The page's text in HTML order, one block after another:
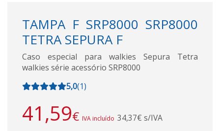
TAMPA F SRP8000 SRP8000
TETRA SEPURA F
Caso especial para walkies Sepura Tetra
walkies série acessório SRP8000
5,0(1)
41,59€ IVA incluído 34,37€ s/IVA